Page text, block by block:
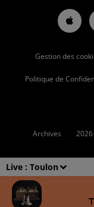
Live : Toulon
Gestion des
Politique de
Archives 2026